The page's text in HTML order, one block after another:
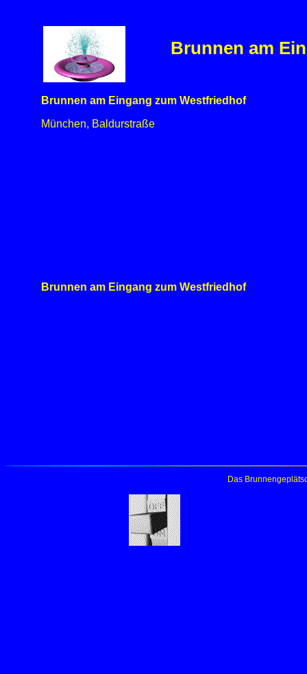
Brunnen am
Brunnen am Eingang zum Westfriedhof
München, Baldurstraße
Brunnen am Eingang zum Westfriedhof
Das